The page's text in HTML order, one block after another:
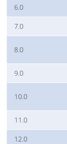
6.0
7.0
8.0
9.0
10.0
11.0
12.0